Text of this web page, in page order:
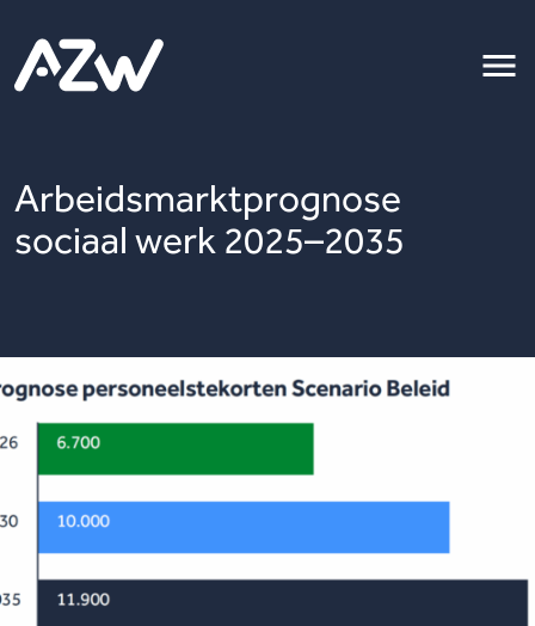
Arbeidsmarktprognose
sociaal werk 2025–2035